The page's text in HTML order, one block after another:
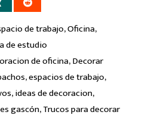
de trabajo,Oficina,
de estudio
de oficina,Decorar
,espacios de trabajo,
,ideas de decoracion,
gascón,Trucos para decorar